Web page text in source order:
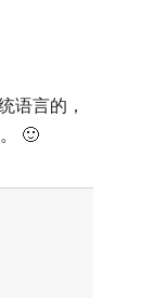
语言的，
🙂